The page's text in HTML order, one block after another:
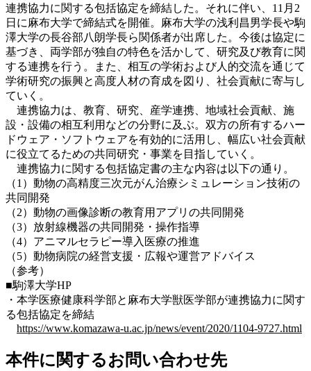
連携協力に関する包括協定を締結した。それに伴い、11月2
日に麻布大学で締結式を開催。麻布大学の浅利昌男学長や駒
澤大学の長谷部八朗学長ら関係者が出席した。今後は協定に
基づき、両学部が独自の特色を活かして、研究及び教育に関
する連携を行う。また、相互の学術および人的交流を通じて
学術研究の振興と高度人材の育成を図り、社会貢献に寄与し
ていく。
連携協力は、教育、研究、産学連携、地域社会貢献、施
設・設備の相互利用などの分野に及ぶ。双方の所有するハー
ドウェア・ソフトウェアを有効的に活用し、幅広い社会貢献
に役立てるための共同研究・事業を目指していく。
連携協力に関する包括協定書の主な内容は以下の通り。
（1）動物の高精度三次元がん治療シミュレーション技術の
共同開発
（2）動物の画像診断の教育用アプリの共同開発
（3）放射線機器の共同開発・操作指導
（4）アニマルセラピー導入医療の推進
（5）動物病院の経営支援・広報や運営アドバイス
（参考）
■駒澤大学HP
・本学医療健康科学部と麻布大学獣医学部が連携協力に関す
る包括協定を締結
https://www.komazawa-u.ac.jp/news/event/2020/1104-9727.html
本件に関するお問い合わせ先